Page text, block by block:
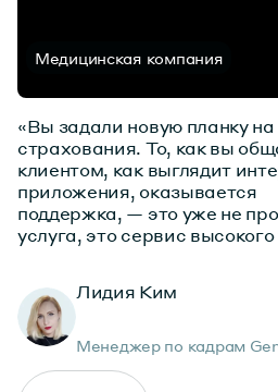
Медицинская компания
«Вы задали новую планку
страхования. То, как вы
клиентом, как выглядит
приложения, оказывается
поддержка, — это уже не
услуга, это сервис
Лидия Ким
Менеджер по кадрам